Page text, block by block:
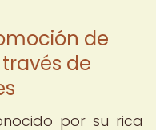
de
de
por su rica